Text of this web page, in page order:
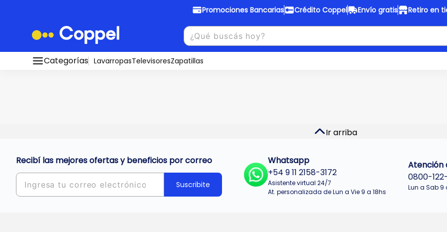
Promociones Bancarias Crédito Coppel Envío gratis Retiro en
Promociones Bancarias
Conocé todos nuestros medios de pago
Crédito Coppel
Hasta
Envío gratis
Categorías LavarropasTelevisoresZapatillas
Ir arriba
Recibí las mejores ofertas y beneficios por correo
Suscribite
Whatsapp
+54 9 11 2158-3172
Asistente virtual 24/7
At. personalizada de Lun a Vie 9 a 18hs
Atención
0800-
Lun a Sab 9